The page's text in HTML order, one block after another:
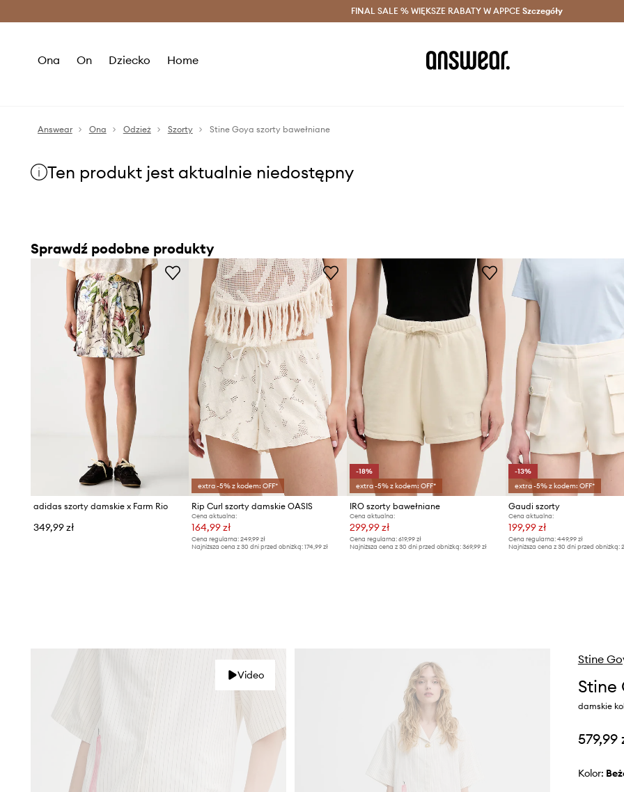
Oszczędzaj z Answear Club > Dostawa nawet w 24h >
FINAL SALE % WIĘKSZE RABATY W APPCE Szczegóły
Ona On Dziecko Home
Answear Ona Odzież Szorty Stine Goya szorty bawełniane
Ten produkt jest aktualnie niedostępny
Sprawdź podobne produkty
adidas szorty damskie x Farm Rio
349,99 zł
extra -5% z kodem: OFF*
Rip Curl szorty damskie OASIS
Cena aktualna:
164,99 zł
Cena regularna:249,99 zł
Najniższa cena z 30 dni przed obniżką:174,99 zł
-18%
extra -5% z kodem: OFF*
IRO szorty bawełniane
Cena aktualna:
299,99 zł
Cena regularna: 619,99 zł
Najniższa cena z 30 dni przed obniżką: 369,99 zł
-13%
extra -5% z kodem: OFF*
Gaudi szorty
Cena aktualna:
199,99 zł
Cena regularna: 449,99 zł
Najniższa cena z 30 dni przed obniżką:
Video
Stine
Stine
damskie
579,99
Kolor: